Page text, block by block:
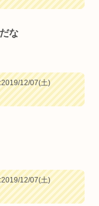
な
12/07(土)
12/07(土)